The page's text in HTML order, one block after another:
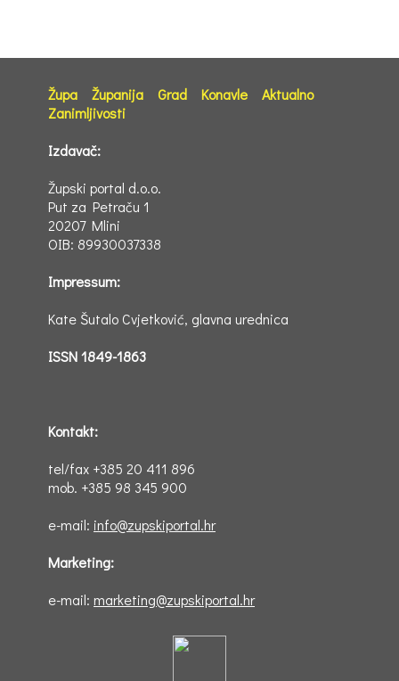
Župa Županija Grad Konavle
Aktualno
Zanimljivosti
Izdavač:
Župski portal d.o.o.
Put za Petraču 1
20207 Mlini
OIB: 89930037338
Impressum:
Kate Šutalo Cvjetković, glavna urednica
ISSN 1849-1863
Kontakt:
tel/fax +385 20 411 896
mob. +385 98 345 900
e-mail: info@zupskiportal.hr
Marketing:
e-mail: marketing@zupskiportal.hr